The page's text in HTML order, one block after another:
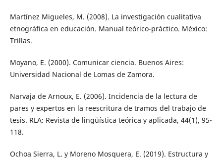
Martínez Migueles, M. (2008). La investigación cualitativa
etnográfica en educación. Manual teórico-práctico. México:
Trillas.
Moyano, E. (2000). Comunicar ciencia. Buenos Aires:
Universidad Nacional de Lomas de Zamora.
Narvaja de Arnoux, E. (2006). Incidencia de la lectura de
pares y expertos en la reescritura de tramos del trabajo de
tesis. RLA: Revista de lingüística teórica y aplicada, 44(1), 95-
118.
Ochoa Sierra, L. y Moreno Mosquera, E. (2019). Estructura y